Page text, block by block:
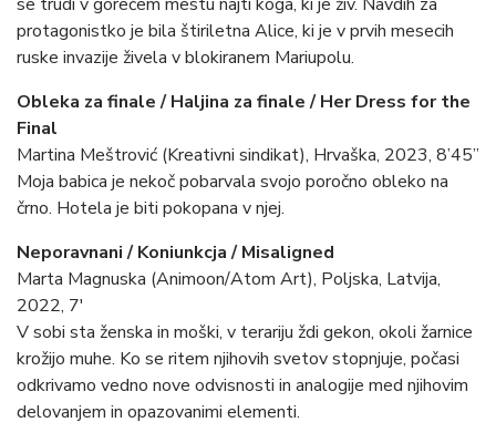
protagonistko je bila štiriletna Alice, ki je v prvih mesecih
ruske invazije živela v blokiranem Mariupolu.
Obleka za finale / Haljina za finale / Her Dress for the
Final
Martina Meštrović (Kreativni sindikat), Hrvaška, 2023, 8’45”
Moja babica je nekoč pobarvala svojo poročno obleko na
črno. Hotela je biti pokopana v njej.
Neporavnani / Koniunkcja / Misaligned
Marta Magnuska (Animoon/Atom Art), Poljska, Latvija,
2022, 7′
V sobi sta ženska in moški, v terariju ždi gekon, okoli žarnice
krožijo muhe. Ko se ritem njihovih svetov stopnjuje, počasi
odkrivamo vedno nove odvisnosti in analogije med njihovim
delovanjem in opazovanimi elementi.